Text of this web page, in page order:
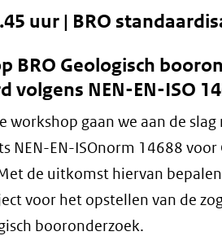
uur | BRO
BRO Geologisch
volgens NEN-EN-ISO
workshop gaan we aan de
NEN-EN-ISOnorm 14688 voor
de uitkomst hiervan
voor het opstellen van de
booronderzoek.